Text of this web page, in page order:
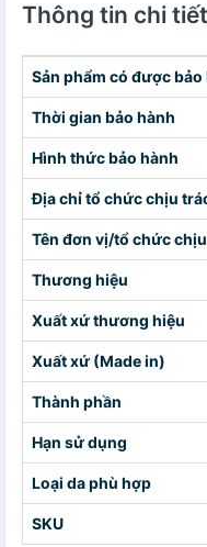
Thông tin chi tiết
Sản phẩm có được
Thời gian bảo hành
Hình thức bảo hành
Địa chỉ tổ chức chịu
Tên đơn vị/tổ chức
Thương hiệu
Xuất xứ thương hiệu
Xuất xứ (Made in)
Thành phần
Hạn sử dụng
Loại da phù hợp
SKU